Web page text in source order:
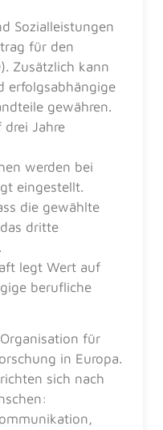
Sozialleistungen
für den
Zusätzlich kann
erfolgsabhängige
gewähren.
drei Jahre
werden bei
eingestellt.
die gewählte
dritte
legt Wert auf
berufliche
für
in Europa.
sich nach